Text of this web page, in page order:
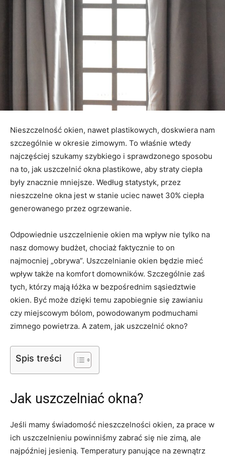
Nieszczelność okien, nawet plastikowych, doskwiera nam
szczególnie w okresie zimowym. To właśnie wtedy
najczęściej szukamy szybkiego i sprawdzonego sposobu
na to, jak uszczelnić okna plastikowe, aby straty ciepła
były znacznie mniejsze. Według statystyk, przez
nieszczelne okna jest w stanie uciec nawet 30% ciepła
generowanego przez ogrzewanie.
Odpowiednie uszczelnienie okien ma wpływ nie tylko na
nasz domowy budżet, chociaż faktycznie to on
najmocniej „obrywa”. Uszczelnianie okien będzie mieć
wpływ także na komfort domowników. Szczególnie zaś
tych, którzy mają łóżka w bezpośrednim sąsiedztwie
okien. Być może dzięki temu zapobiegnie się zawianiu
czy miejscowym bólom, powodowanym podmuchami
zimnego powietrza. A zatem, jak uszczelnić okno?
Spis treści
Jak uszczelniać okna?
Jeśli mamy świadomość nieszczelności okien, za prace w
ich uszczelnieniu powinniśmy zabrać się nie zimą, ale
najpóźniej jesienią. Temperatury panujące na zewnątrz